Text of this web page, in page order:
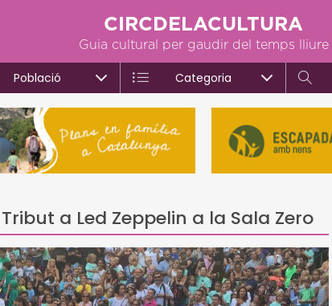
CIRCDELACULTURA
Guia cultural per gaudir del temps lliure
Població Categoria
a Led Zeppelin a la Sala Zero